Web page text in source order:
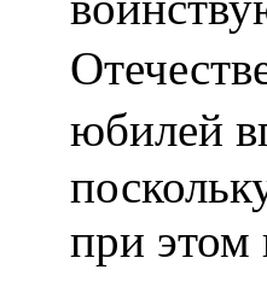
юбилей
при этом